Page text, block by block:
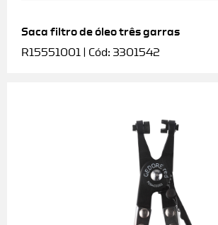
Saca filtro de óleo três garras
R15551001 | Cód: 3301542